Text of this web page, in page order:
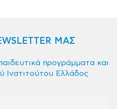
ΜΑΣ
προγράμματα και
Ινστιτούτου Ελλάδος